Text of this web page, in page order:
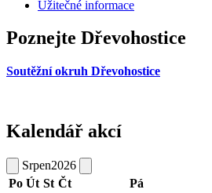
Užitečné informace
Poznejte Dřevohostice
Soutěžní okruh Dřevohostice
Kalendář akcí
Srpen2026
Po Út St Čt Pá